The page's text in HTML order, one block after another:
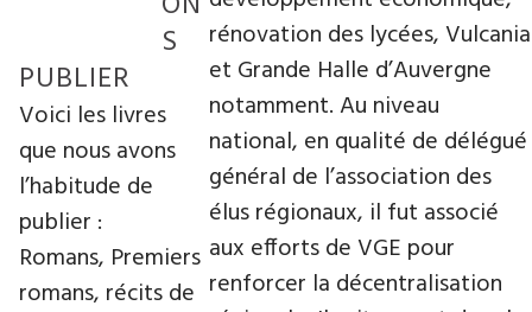
rénovation des lycées, Vulcania
et Grande Halle d’Auvergne
notamment. Au niveau
national, en qualité de délégué
général de l’association des
élus régionaux, il fut associé
aux efforts de VGE pour
renforcer la décentralisation
S
PUBLIER
Voici les livres
que nous avons
l’habitude de
publier :
Romans, Premiers
romans, récits de